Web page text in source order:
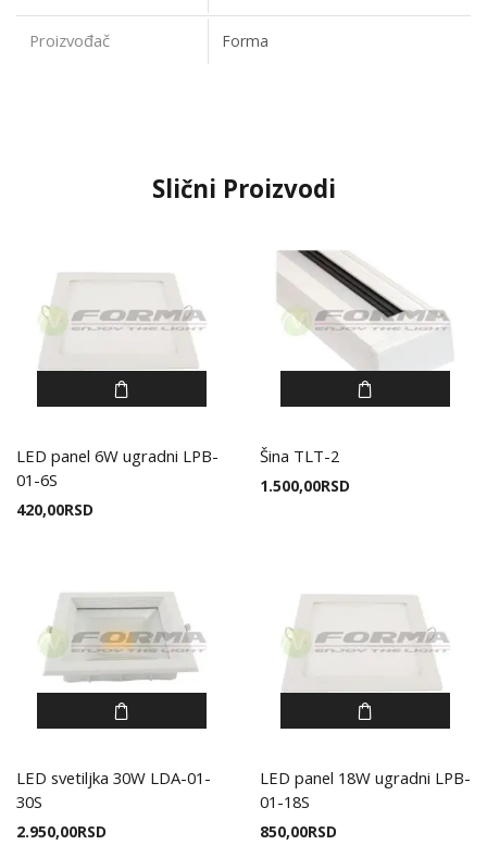
Proizvođač Forma
Slični Proizvodi
LED panel 6W ugradni LPB-
01-6S
420,00RSD
Šina TLT-2
1.500,00RSD
LED svetiljka 30W LDA-01-
30S
2.950,00RSD
LED panel 18W ugradni LPB-
01-18S
850,00RSD